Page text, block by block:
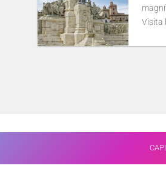
Visita